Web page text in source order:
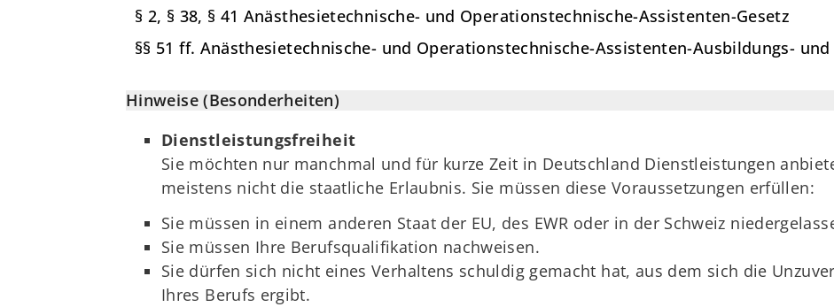
§ 2, § 38, § 41 Anästhesietechnische- und Operationstechnische-Assistenten-Gesetz
§§ 51 ff. Anästhesietechnische- und Operationstechnische-Assistenten-Ausbildungs-
Hinweise (Besonderheiten)
Dienstleistungsfreiheit
Sie möchten nur manchmal und für kurze Zeit in Deutschland Dienstleistungen
meistens nicht die staatliche Erlaubnis. Sie müssen diese Voraussetzungen erfüllen:
Sie müssen in einem anderen Staat der EU, des EWR oder in der Schweiz
Sie müssen Ihre Berufsqualifikation nachweisen.
Sie dürfen sich nicht eines Verhaltens schuldig gemacht hat, aus dem sich die
Ihres Berufs ergibt.